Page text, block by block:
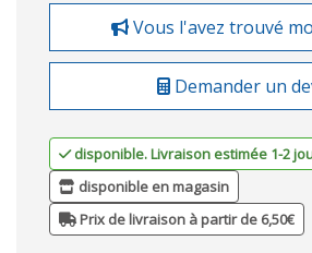
Vous l'avez trouvé
Demander un
disponible. Livraison estimée 1-2
disponible en magasin
Prix de livraison à partir de 6,50€